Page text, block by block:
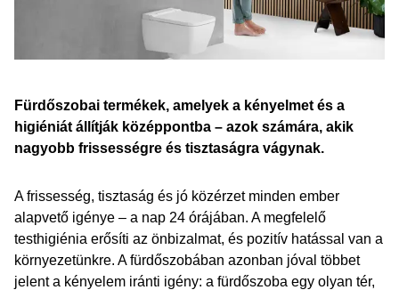
Fürdőszobai termékek, amelyek a kényelmet és a
higiéniát állítják középpontba – azok számára, akik
nagyobb frissességre és tisztaságra vágynak.
A frissesség, tisztaság és jó közérzet minden ember
alapvető igénye – a nap 24 órájában. A megfelelő
testhigiénia erősíti az önbizalmat, és pozitív hatással van a
környezetünkre. A fürdőszobában azonban jóval többet
jelent a kényelem iránti igény: a fürdőszoba egy olyan tér,